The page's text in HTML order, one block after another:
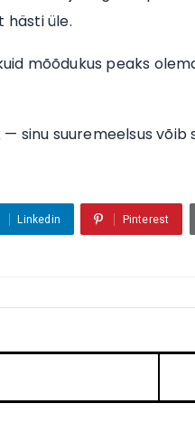
hästi üle.
mõõdukus peaks
sinu suuremeelsus võib
Linkedin Pinterest